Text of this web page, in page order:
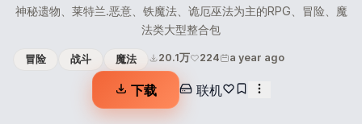
神秘遗物、莱特兰.恶意、铁魔法、诡厄巫法为主的RPG、冒险、魔
法类大型整合包
冒险 战斗 魔法 20.1万 224 a year ago
下载 联机